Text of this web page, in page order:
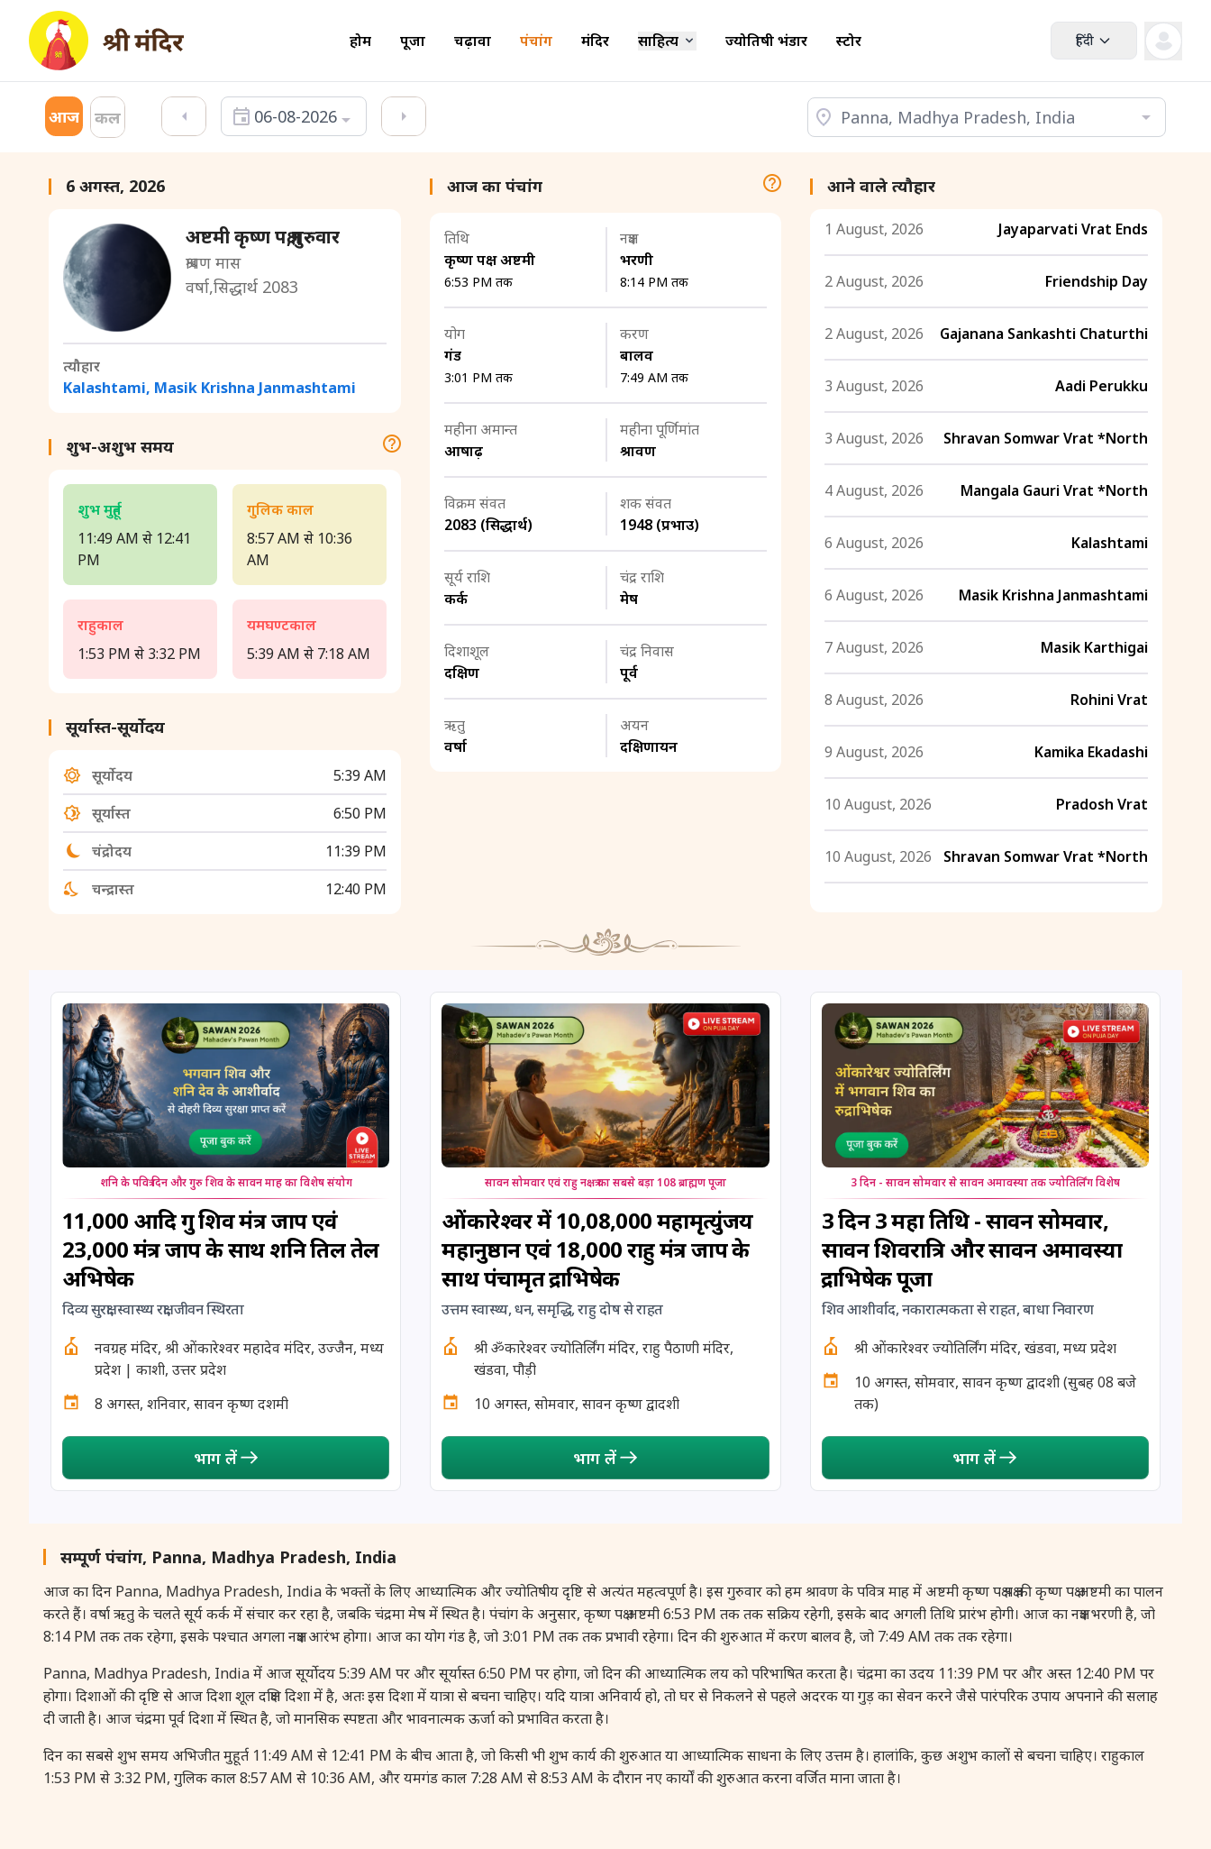
होम पूजा चढ़ावा पंचांग मंदिर साहित्य ज्योतिषी भंडार स्टोर हिंदी
आज कल 06-08-2026
6 अगस्त, 2026
अष्टमी कृष्ण पक्ष,गुरुवार
श्रावण मास
वर्षा,सिद्धार्थ 2083
त्यौहार
Kalashtami, Masik Krishna Janmashtami
शुभ-अशुभ समय
शुभ मुहूर्त
11:49 AM से 12:41
PM
राहुकाल
1:53 PM से 3:32 PM
गुलिक काल
8:57 AM से 10:36
AM
यमघण्टकाल
5:39 AM से 7:18 AM
सूर्यास्त-सूर्योदय
सूर्योदय
5:39 AM
सूर्यास्त
6:50 PM
चंद्रोदय
11:39 PM
चन्द्रास्त
12:40 PM
आज का पंचांग
तिथि
कृष्ण पक्ष अष्टमी
6:53 PM तक
नक्षत्र
भरणी
8:14 PM तक
योग
गंड
3:01 PM तक
करण
बालव
7:49 AM तक
महीना अमान्त
आषाढ़
महीना पूर्णिमांत
श्रावण
विक्रम संवत
2083 (सिद्धार्थ)
शक संवत
1948 (प्रभाउ)
सूर्य राशि
कर्क
चंद्र राशि
मेष
दिशाशूल
दक्षिण
चंद्र निवास
पूर्व
ऋतु
वर्षा
अयन
दक्षिणायन
आने वाले त्यौहार
1 August, 2026 Jayaparvati Vrat Ends
2 August, 2026 Friendship Day
2 August, 2026 Gajanana Sankashti Chaturthi
3 August, 2026 Aadi Perukku
3 August, 2026 Shravan Somwar Vrat *North
4 August, 2026 Mangala Gauri Vrat *North
6 August, 2026 Kalashtami
6 August, 2026 Masik Krishna Janmashtami
7 August, 2026 Masik Karthigai
8 August, 2026 Rohini Vrat
9 August, 2026 Kamika Ekadashi
10 August, 2026 Pradosh Vrat
10 August, 2026 Shravan Somwar Vrat *North
11 August, 2026 Sawan Shivaratri
12 August, 2026 Aadi Amavasai
12 August, 2026 Anvadhan
12 August, 2026 Darsha Amavasya
12 August, 2026 Hariyali Amavasya
12 August, 2026
13 August, 2026 Surya Grahan
14 August, 2026 Chandra Darshan
15 August, 2026 Andal Jayanthi
15 August, 2026 Independence Day
16 August, 2026
17 August, 2026 Malayalam New Year
17 August, 2026 Nag Pancham *Gujarati
शनि के पवित्र दिन और गुरु शिव के सावन माह का विशेष संयोग
11,000 आदि गुरु शिव मंत्र जाप एवं
23,000 मंत्र जाप के साथ शनि तिल तेल
अभिषेक
दिव्य सुरक्षा, स्वास्थ्य रक्षा, जीवन स्थिरता
नवग्रह मंदिर, श्री ओंकारेश्वर महादेव मंदिर, उज्जैन, मध्य
प्रदेश | काशी, उत्तर प्रदेश
8 अगस्त, शनिवार, सावन कृष्ण दशमी
भाग लें
सावन सोमवार एवं राहु नक्षत्र का सबसे बड़ा 108 ब्राह्मण पूजा
ओंकारेश्वर में 10,08,000 महामृत्युंजय
महानुष्ठान एवं 18,000 राहु मंत्र जाप के
साथ पंचामृत रुद्राभिषेक
उत्तम स्वास्थ्य, धन, समृद्धि, राहु दोष से राहत
श्री ॐकारेश्वर ज्योतिर्लिंग मंदिर, राहु पैठाणी मंदिर,
खंडवा, पौड़ी
10 अगस्त, सोमवार, सावन कृष्ण द्वादशी
भाग लें
3 दिन - सावन सोमवार से सावन अमावस्या तक ज्योतिर्लिंग विशेष
3 दिन 3 महा तिथि - सावन सोमवार,
सावन शिवरात्रि और सावन अमावस्या
रुद्राभिषेक पूजा
शिव आशीर्वाद, नकारात्मकता से राहत, बाधा निवारण
श्री ओंकारेश्वर ज्योतिर्लिंग मंदिर, खंडवा, मध्य प्रदेश
10 अगस्त, सोमवार, सावन कृष्ण द्वादशी (सुबह 08 बजे
तक)
भाग लें
सम्पूर्ण पंचांग, Panna, Madhya Pradesh, India
आज का दिन Panna, Madhya Pradesh, India के भक्तों के लिए आध्यात्मिक और ज्योतिषीय दृष्टि से अत्यंत महत्वपूर्ण है। इस गुरुवार को हम श्रावण के पवित्र माह में अष्टमी कृष्ण पक्ष पक्ष की कृष्ण पक्ष अष्टमी का पालन
करते हैं। वर्षा ऋतु के चलते सूर्य कर्क में संचार कर रहा है, जबकि चंद्रमा मेष में स्थित है। पंचांग के अनुसार, कृष्ण पक्ष अष्टमी 6:53 PM तक तक सक्रिय रहेगी, इसके बाद अगली तिथि प्रारंभ होगी। आज का नक्षत्र भरणी है, जो
8:14 PM तक तक रहेगा, इसके पश्चात अगला नक्षत्र आरंभ होगा। आज का योग गंड है, जो 3:01 PM तक तक प्रभावी रहेगा। दिन की शुरुआत में करण बालव है, जो 7:49 AM तक तक रहेगा।
Panna, Madhya Pradesh, India में आज सूर्योदय 5:39 AM पर और सूर्यास्त 6:50 PM पर होगा, जो दिन की आध्यात्मिक लय को परिभाषित करता है। चंद्रमा का उदय 11:39 PM पर और अस्त 12:40 PM पर
होगा। दिशाओं की दृष्टि से आज दिशा शूल दक्षिण दिशा में है, अतः इस दिशा में यात्रा से बचना चाहिए। यदि यात्रा अनिवार्य हो, तो घर से निकलने से पहले अदरक या गुड़ का सेवन करने जैसे पारंपरिक उपाय अपनाने की सलाह
दी जाती है। आज चंद्रमा पूर्व दिशा में स्थित है, जो मानसिक स्पष्टता और भावनात्मक ऊर्जा को प्रभावित करता है।
दिन का सबसे शुभ समय अभिजीत मुहूर्त 11:49 AM से 12:41 PM के बीच आता है, जो किसी भी शुभ कार्य की शुरुआत या आध्यात्मिक साधना के लिए उत्तम है। हालांकि, कुछ अशुभ कालों से बचना चाहिए। राहुकाल
1:53 PM से 3:32 PM, गुलिक काल 8:57 AM से 10:36 AM, और यमगंड काल 7:28 AM से 8:53 AM के दौरान नए कार्यों की शुरुआत करना वर्जित माना जाता है।